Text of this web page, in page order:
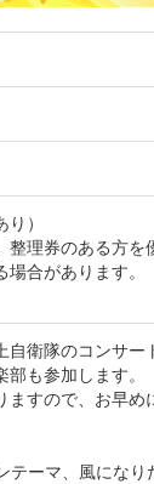
）
理券のある方を
合があります。
衛隊のコンサー
も参加します。
すので、お早め
テーマ、風になり